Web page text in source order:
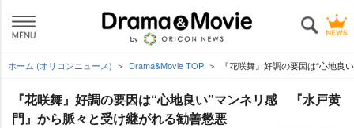
ホーム (オリコンニュース) Drama&Movie TOP 『花咲舞』好調の要因は“心地良
『花咲舞』好調の要因は“心地良い”マンネリ感 『水戸黄
門』から脈々と受け継がれる勧善懲悪